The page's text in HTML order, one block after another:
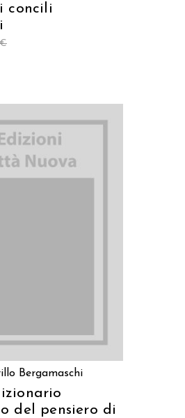
concili
€
Bergamaschi
del pensiero di